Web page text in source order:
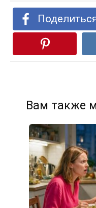
Вам также